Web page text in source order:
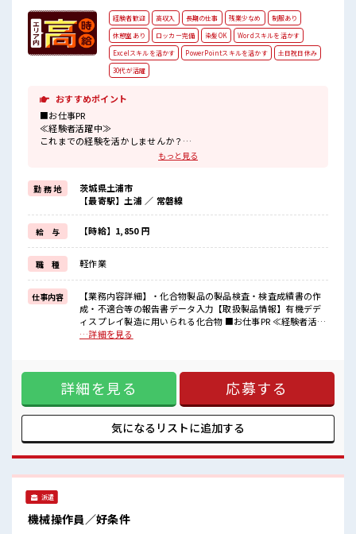
経験者歓迎 高収入 長期の仕事 残業少なめ
制服あり
休憩室あり
ロッカー完備 染髪OK
Wordスキルを活かす
Excelスキルを活かす
PowerPointスキルを活かす
土日祝日休み
30代が活躍
おすすめポイント
■お仕事PR
≪経験者活躍中≫
これまでの経験を活かしませんか？
≪プライベートが充実する≫
場合によってはお願いすることもありますが、
残業はほとんどナシ！
≪週休2日制≫
週末は家族や友人と一緒にプライベート満喫！
≪髪色自由で自分らしく働く≫
明るすぎたり奇抜でなければ基本的に自由！
(規定有)制服があると毎日の服選びに悩まずOK♪
≪自分に合った期間で働ける≫
福利厚生が整った派遣のお仕事です！
■職場の雰囲気
キバツ過ぎなければ髪色・髪型は自由！
ロッカーあり！
安心してお仕事に集中♪
もっと見る
勤 務 地
茨城県土浦市
【最寄駅】土浦 ／ 常磐線
給 与 【時給】1,850 円
職 種 軽作業
仕事内容
【業務内容詳細】・化合物製品の製品検査・検査成績書の作
成・不適合等の報告書データ入力【取扱製品情報】有機デデ
ィスプレイ製造に用いられる化合物 ■お仕事PR ≪経験者活躍
中≫ これまでの経験を活かしませんか？ ブランクがあっても
が、 残業はほとんどナシ！ ≪週休2日制≫ 週末は家族や友人
と一緒にプライベート満喫！ ≪髪色自由で自分らしく働く≫
明るすぎたり奇抜でなければ基本的に自由！ (規定有)制服が
あると毎日の服選びに悩まずOK♪ ≪自分に合った期間で働け
る≫ 福利厚生が整った派遣のお仕事です！ ■職場の雰囲気 キ
バツ過ぎなければ髪色・髪型は自由！ あなたの個性を大事に
ーあり！ 安心してお仕事に集中♪
…詳細を見る
詳細を見る 応募する
気になるリストに追加する
派遣
機械操作員／好条件